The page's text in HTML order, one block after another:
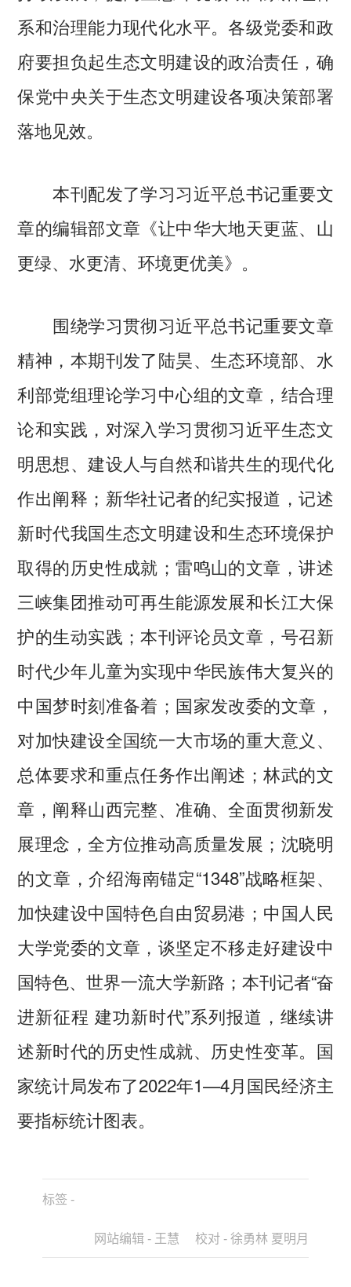
系和治理能力现代化水平。各级党委和政
府要担负起生态文明建设的政治责任，确
保党中央关于生态文明建设各项决策部署
落地见效。
本刊配发了学习习近平总书记重要文
章的编辑部文章《让中华大地天更蓝、山
更绿、水更清、环境更优美》。
围绕学习贯彻习近平总书记重要文章
精神，本期刊发了陆昊、生态环境部、水
利部党组理论学习中心组的文章，结合理
论和实践，对深入学习贯彻习近平生态文
明思想、建设人与自然和谐共生的现代化
作出阐释；新华社记者的纪实报道，记述
新时代我国生态文明建设和生态环境保护
取得的历史性成就；雷鸣山的文章，讲述
三峡集团推动可再生能源发展和长江大保
护的生动实践；本刊评论员文章，号召新
时代少年儿童为实现中华民族伟大复兴的
中国梦时刻准备着；国家发改委的文章，
对加快建设全国统一大市场的重大意义、
总体要求和重点任务作出阐述；林武的文
章，阐释山西完整、准确、全面贯彻新发
展理念，全方位推动高质量发展；沈晓明
的文章，介绍海南锚定“1348”战略框架、
加快建设中国特色自由贸易港；中国人民
大学党委的文章，谈坚定不移走好建设中
国特色、世界一流大学新路；本刊记者“奋
进新征程 建功新时代”系列报道，继续讲
述新时代的历史性成就、历史性变革。国
家统计局发布了2022年1—4月国民经济主
要指标统计图表。
标签 -
网站编辑 - 王慧 校对 - 徐勇林 夏明月